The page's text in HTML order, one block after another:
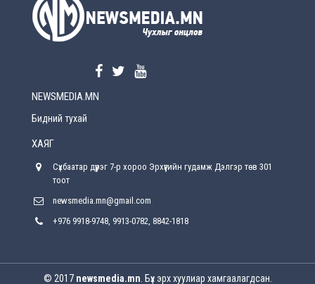
2026-08-5
2026-08-5
хүрсэн өгөөжөөрөө ажлаа үнэлж, хэрэгжилтээ
Улсын онцгой комисс өвөлжилтийн бэлтгэл,
Баян-Өлгийн дараагийн засаг “ноён”-ы
NEWSMEDIA.MN
Бидний тухай
ХАЯГ
Сүхбаатар дүүрэг 7-р хороо Эрхүүгийн гудамж Дэлгэр төв 301
тоот
newsmedia.mn@gmail.com
+976 9918-9748, 9913-0782, 8842-1818
© 2017 newsmedia.mn . Бүх эрх хуулиар хамгаалагдсан.